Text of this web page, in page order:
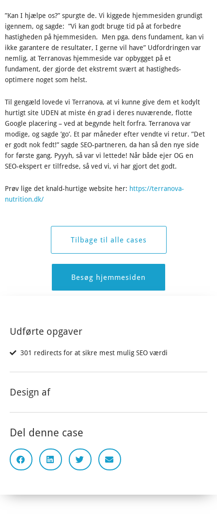
”Kan I hjælpe os?” spurgte de. Vi kiggede hjemmesiden grundigt
igennem, og sagde: ”Vi kan godt bruge tid på at forbedre
hastigheden på hjemmesiden. Men pga. dens fundament, kan vi
ikke garantere de resultater, I gerne vil have” Udfordringen var
nemlig, at Terranovas hjemmeside var opbygget på et
fundament, der gjorde det ekstremt svært at hastigheds-
optimere noget som helst.
Til gengæld lovede vi Terranova, at vi kunne give dem et kodylt
hurtigt site UDEN at miste én grad i deres nuværende, flotte
Google placering – ved at begynde helt forfra. Terranova var
modige, og sagde ’go’. Et par måneder efter vendte vi retur. ”Det
er godt nok fedt!” sagde SEO-partneren, da han så den nye side
for første gang. Pyyyh, så var vi lettede! Når både ejer OG en
SEO-ekspert er tilfredse, så ved vi, vi har gjort det godt.
Prøv lige det knald-hurtige website her: https://terranova-
nutrition.dk/
Tilbage til alle cases
Besøg hjemmesiden
Udførte opgaver
301 redirects for at sikre mest mulig SEO værdi
Design af
Del denne case